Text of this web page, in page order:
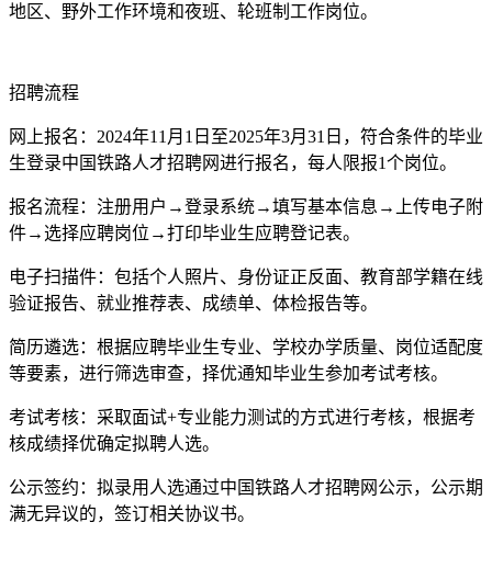
地区、野外工作环境和夜班、轮班制工作岗位。
招聘流程
网上报名：2024年11月1日至2025年3月31日，符合条件的毕业
生登录中国铁路人才招聘网进行报名，每人限报1个岗位。
报名流程：注册用户→登录系统→填写基本信息→上传电子附
件→选择应聘岗位→打印毕业生应聘登记表。
电子扫描件：包括个人照片、身份证正反面、教育部学籍在线
验证报告、就业推荐表、成绩单、体检报告等。
简历遴选：根据应聘毕业生专业、学校办学质量、岗位适配度
等要素，进行筛选审查，择优通知毕业生参加考试考核。
考试考核：采取面试+专业能力测试的方式进行考核，根据考
核成绩择优确定拟聘人选。
公示签约：拟录用人选通过中国铁路人才招聘网公示，公示期
满无异议的，签订相关协议书。